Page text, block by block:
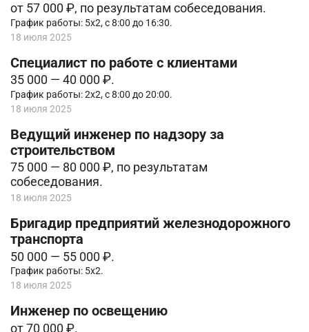
от 57 000 ₽, по результатам собеседования.
График работы: 5х2, с 8:00 до 16:30.
18 июля 2025
Специалист по работе с клиентами
35 000 — 40 000 ₽.
График работы: 2х2, с 8:00 до 20:00.
18 июля 2025
Ведущий инженер по надзору за
строительством
75 000 — 80 000 ₽, по результатам
собеседования.
18 июля 2025
Бригадир предприятий железнодорожного
транспорта
50 000 — 55 000 ₽.
График работы: 5х2.
18 июля 2025
Инженер по освещению
от 70 000 ₽.